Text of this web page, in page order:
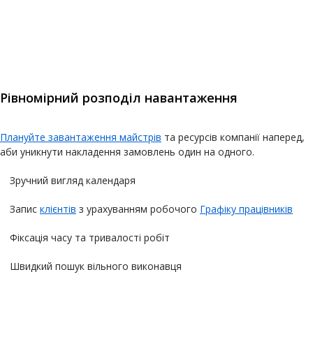
Рівномірний розподіл навантаження
Плануйте завантаження майстрів та ресурсів компанії наперед,
аби уникнути накладення замовлень один на одного.
Зручний вигляд календаря
Запис клієнтів з урахуванням робочого Графіку працівників
Фіксація часу та тривалості робіт
Швидкий пошук вільного виконавця